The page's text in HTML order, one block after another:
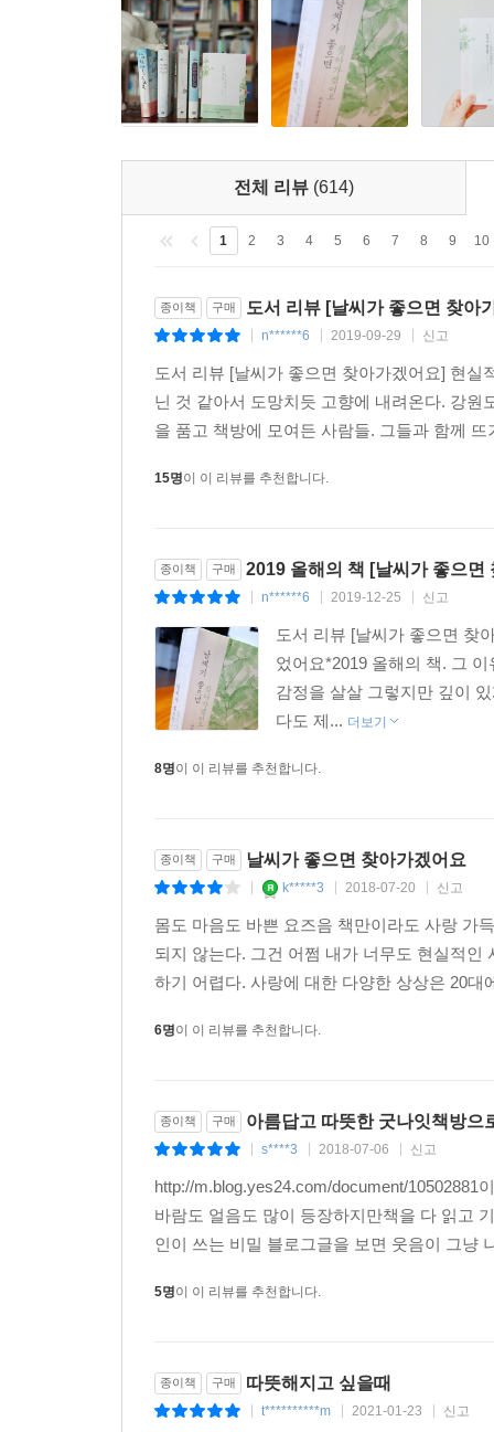
전체 리뷰 (614)
1 2 3 4 5 6 7 8 9 10
종이책 구매 도서 리뷰 [날씨가 좋으면 찾아
n******6 2019-09-29 신고
도서 리뷰 [날씨가 좋으면 찾아가겠어요] 현
닌 것 같아서 도망치듯 고향에 내려온다. 강
을 품고 책방에 모여든 사람들. 그들과 함께
15명이 이 리뷰를 추천합니다.
종이책 구매 2019 올해의 책 [날씨가 좋으면
n******6 2019-12-25 신고
도서 리뷰 [날씨가 좋으면 찾
었어요*2019 올해의 책. 그
감정을 살살 그렇지만 깊이
다도 제... 더보기
8명이 이 리뷰를 추천합니다.
종이책 구매 날씨가 좋으면 찾아가겠어요
k*****3 2018-07-20 신고
몸도 마음도 바쁜 요즈음 책만이라도 사랑 가
되지 않는다. 그건 어쩜 내가 너무도 현실적
하기 어렵다. 사랑에 대한 다양한 상상은 20
6명이 이 리뷰를 추천합니다.
종이책 구매 아름답고 따뜻한 굿나잇책방으
s****3 2018-07-06 신고
http://m.blog.yes24.com/document/10502881
바람도 얼음도 많이 등장하지만책을 다 읽고
인이 쓰는 비밀 블로그글을 보면 웃음이 그냥
5명이 이 리뷰를 추천합니다.
종이책 구매 따뜻해지고 싶을때
t**********m 2021-01-23 신고